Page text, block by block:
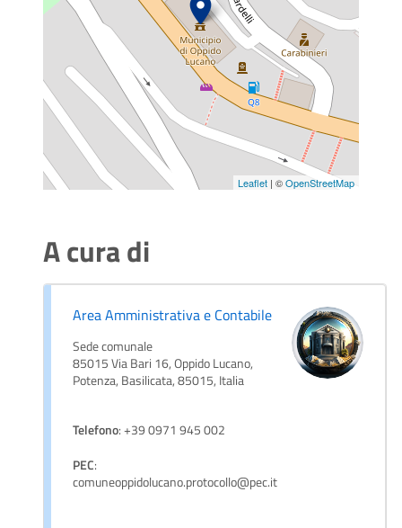
Leaflet | ©OpenStreetMap
A cura di
Area Amministrativa e Contabile
Sede comunale
85015 Via Bari 16, Oppido Lucano,
Potenza, Basilicata, 85015, Italia
Telefono: +39 0971 945 002
PEC:
comuneoppidolucano.protocollo@pec.it